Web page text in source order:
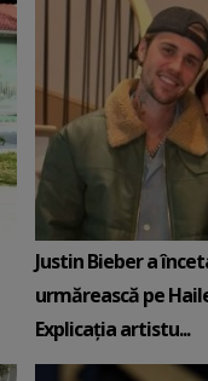
Justin Bieber a
urmărească pe
Explicația artistu...